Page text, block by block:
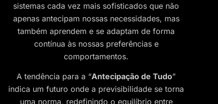
sistemas cada vez mais sofisticados que não
apenas antecipam nossas necessidades, mas
também aprendem e se adaptam de forma
contínua às nossas preferências e
comportamentos.
A tendência para a “Antecipação de Tudo”
indica um futuro onde a previsibilidade se torna
uma norma, redefinindo o equilíbrio entre